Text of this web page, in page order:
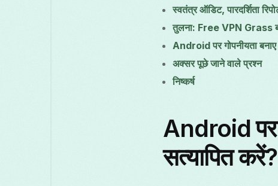
स्वतंत्र ऑडिट, पारदर्शिता
तुलना: Free VPN Grass
Android पर गोपनीयता बनाए
अक्सर पूछे जाने वाले प्रश्न
निष्कर्ष
Android
सत्यापित करें?